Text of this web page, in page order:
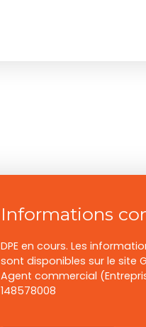
Informations
DPE en cours. Les
sont disponibles sur le site
Agent commercial
148578008